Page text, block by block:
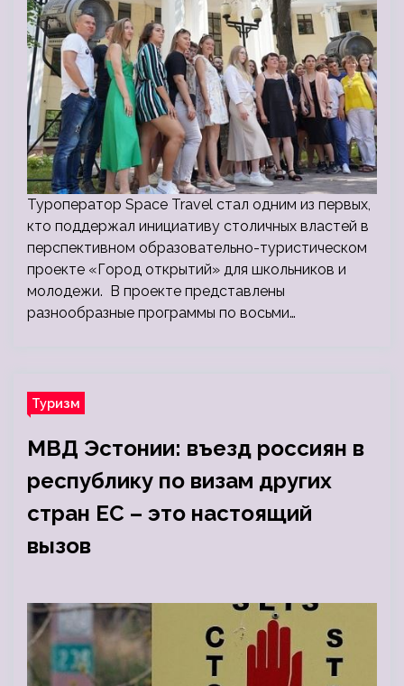
Туроператор Space Travel стал одним из первых,
кто поддержал инициативу столичных властей в
перспективном образовательно-туристическом
проекте «Город открытий» для школьников и
молодежи. В проекте представлены
разнообразные программы по восьми…
Туризм
МВД Эстонии: въезд россиян в
республику по визам других
стран ЕС – это настоящий
вызов